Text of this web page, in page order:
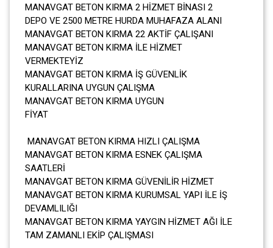
MANAVGAT BETON KIRMA 2 HİZMET BİNASI 2
DEPO VE 2500 METRE HURDA MUHAFAZA ALANI
MANAVGAT BETON KIRMA 22 AKTİF ÇALIŞANI
MANAVGAT BETON KIRMA İLE HİZMET
VERMEKTEYİZ
MANAVGAT BETON KIRMA İŞ GÜVENLİK
KURALLARINA UYGUN ÇALIŞMA
MANAVGAT BETON KIRMA UYGUN
FİYAT
MANAVGAT BETON KIRMA HIZLI ÇALIŞMA
MANAVGAT BETON KIRMA ESNEK ÇALIŞMA
SAATLERİ
MANAVGAT BETON KIRMA GÜVENİLİR HİZMET
MANAVGAT BETON KIRMA KURUMSAL YAPI İLE İŞ
DEVAMLILIĞI
MANAVGAT BETON KIRMA YAYGIN HİZMET AĞI İLE
TAM ZAMANLI EKİP ÇALIŞMASI